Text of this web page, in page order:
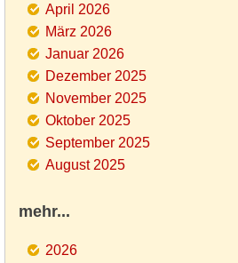
April 2026
März 2026
Januar 2026
Dezember 2025
November 2025
Oktober 2025
September 2025
August 2025
mehr...
2026